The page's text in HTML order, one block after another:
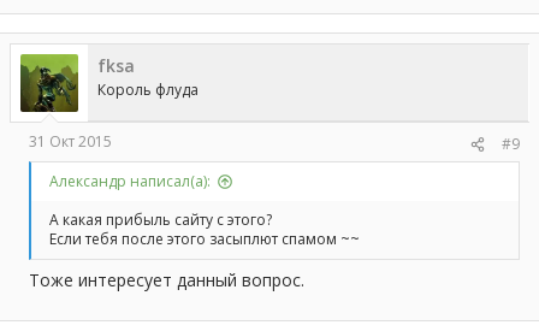
fksa
Король флуда
31 Окт 2015
#9
Aлександр написал(а):
А какая прибыль сайту с этого?
Если тебя после этого засыплют спамом ~~
Тоже интересует данный вопрос.